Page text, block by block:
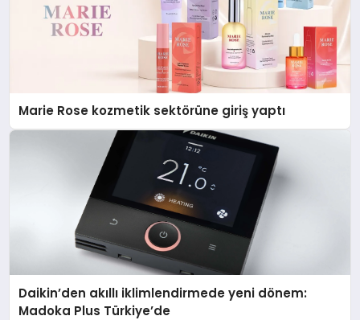
Marie Rose kozmetik sektörüne giriş yaptı
Daikin’den akıllı iklimlendirmede yeni dönem:
Madoka Plus Türkiye’de